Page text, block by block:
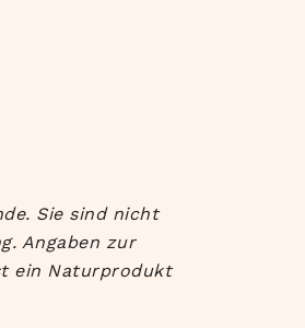
Sie sind nicht
Angaben zur
ein Naturprodukt